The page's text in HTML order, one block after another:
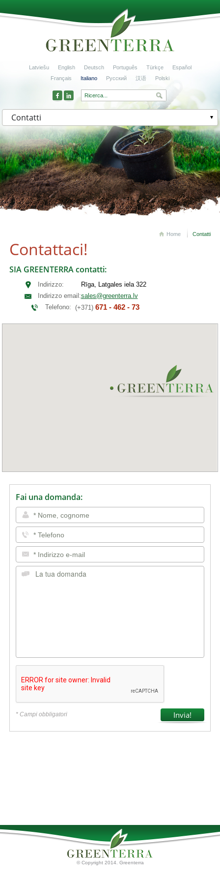
Latviešu English Deutsch Português Türkçe
Español
Français
Italiano Русский 汉语 Polski
Contatti
Home Contatti
Contattaci!
SIA GREENTERRA contatti:
Indirizzo:
Rīga, Latgales iela 322
Indirizzo email:sales@greenterra.lv
Telefono: (+371) 671 - 462 - 73
Fai una domanda:
* Campi obbligatori
© Copyright 2014. Greenterra